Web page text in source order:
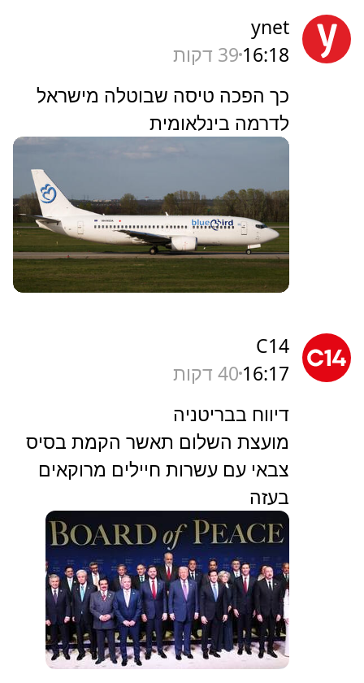
ynet
16:18 39 דקות
כך הפכה טיסה שבוטלה מישראל
לדרמה בינלאומית
C14
16:17 40 דקות
דיווח בבריטניה
מועצת השלום תאשר הקמת בסיס
צבאי עם עשרות חיילים מרוקאים
בעזה